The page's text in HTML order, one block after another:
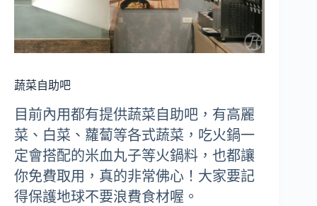
蔬菜自助吧
目前內用都有提供蔬菜自助吧，有高麗
菜、白菜、蘿蔔等各式蔬菜，吃火鍋一
定會搭配的米血丸子等火鍋料，也都讓
你免費取用，真的非常佛心！大家要記
得保護地球不要浪費食材喔。